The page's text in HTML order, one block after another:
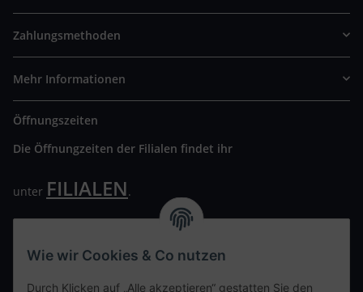
Zahlungsmethoden
Mehr Informationen
Öffnungszeiten
Die Öffnungzeiten der Filialen findet ihr
unter FILIALEN.
Wir freuen uns auf Euren Besuch. Bitte beachtet die
Wie wir Cookies & Co nutzen
Durch Klicken auf „Alle akzeptieren“ gestatten Sie den